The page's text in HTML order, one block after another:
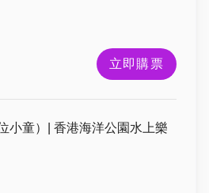
立即購票
小童）| 香港海洋公園水上樂